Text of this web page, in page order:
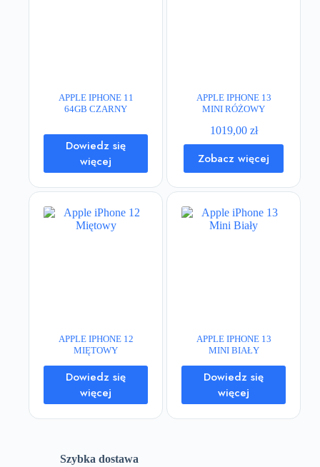
APPLE IPHONE 11
64GB CZARNY
Dowiedz się
więcej
APPLE IPHONE 13
MINI RÓŻOWY
1019,00 zł
Zobacz więcej
APPLE IPHONE 12
MIĘTOWY
Dowiedz się
więcej
APPLE IPHONE 13
MINI BIAŁY
Dowiedz się
więcej
Szybka dostawa